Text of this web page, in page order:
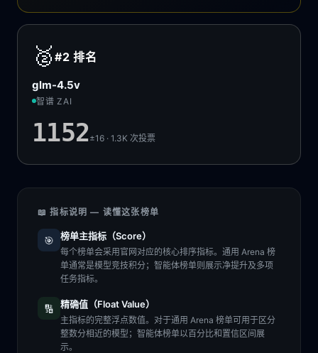
🥈 #2排名
glm-4.5v
智谱 ZAI
1152±16 · 1.3K次投票
📖 指标说明 — 读懂这张榜单
🎯 榜单主指标（Score）
每个榜单会采用官网对应的核心排序指标。通用 Arena 榜
单通常是模型竞技积分；智能体榜单则展示净提升及多项
任务指标。
🔢 精确值（Float Value）
主指标的完整浮点数值。对于通用 Arena 榜单可用于区分
整数分相近的模型；智能体榜单以百分比和置信区间展
示。